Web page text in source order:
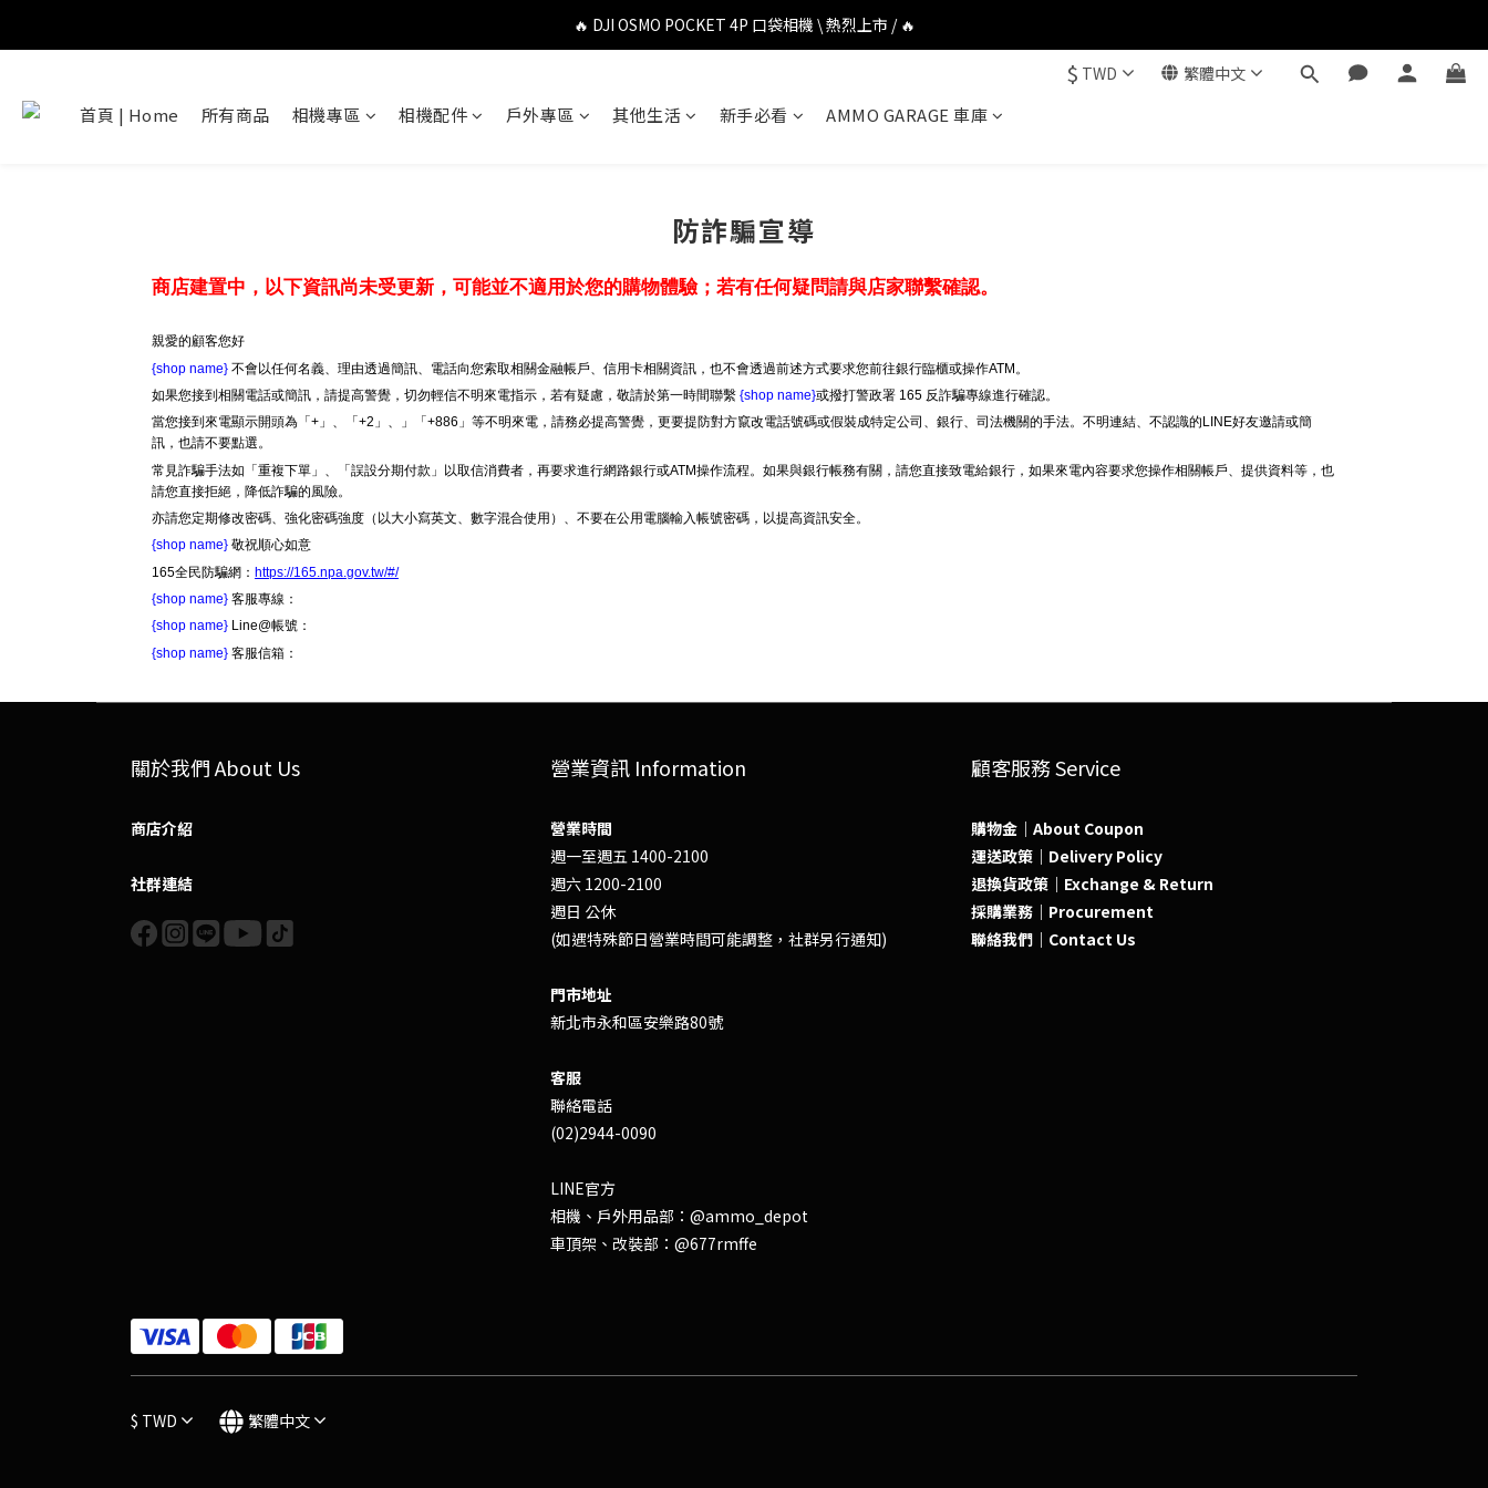
🔥 DJI OSMO POCKET 4P 口袋相機 \ 熱烈上市 / 🔥
🔥 DJI OSMO POCKET 4P 口袋相機 \ 熱烈上市 / 🔥
🔥 Insta360 GO Ultra Hello Kitty 聯名限定套裝 \ 時尚上市 / 🔥
$ TWD 繁體中文
首頁 | Home 所有商品 相機專區 相機配件 戶外專區 其他生活 新手必看 AMMO GARAGE 車庫
防詐騙宣導
商店建置中，以下資訊尚未受更新，可能並不適用於您的購物體驗；若有任何疑問請與店家聯繫確認。
親愛的顧客您好
{shop name} 不會以任何名義、理由透過簡訊、電話向您索取相關金融帳戶、信用卡相關資訊，也不會透過前述方式要求您前往銀行臨櫃或操作ATM。
如果您接到相關電話或簡訊，請提高警覺，切勿輕信不明來電指示，若有疑慮，敬請於第一時間聯繫 {shop name}或撥打警政署 165 反詐騙專線進行確認。
當您接到來電顯示開頭為「+」、「+2」、」「+886」等不明來電，請務必提高警覺，更要提防對方竄改電話號碼或假裝成特定公司、銀行、司法機關的手法。不明連結、不認識的LINE好友邀請或簡
訊，也請不要點選。
常見詐騙手法如「重複下單」、「誤設分期付款」以取信消費者，再要求進行網路銀行或ATM操作流程。如果與銀行帳務有關，請您直接致電給銀行，如果來電內容要求您操作相關帳戶、提供資料等，也
請您直接拒絕，降低詐騙的風險。
亦請您定期修改密碼、強化密碼強度（以大小寫英文、數字混合使用）、不要在公用電腦輸入帳號密碼，以提高資訊安全。
{shop name} 敬祝順心如意
165全民防騙網： https://165.npa.gov.tw/#/
{shop name} 客服專線：
{shop name} Line@帳號：
{shop name} 客服信箱：
關於我們 About Us
商店介紹
社群連結
營業資訊 Information
營業時間
週一至週五 1400-2100
週六 1200-2100
週日 公休
(如遇特殊節日營業時間可能調整，社群另行通知)
門市地址
新北市永和區安樂路80號
客服
聯絡電話
(02)2944-0090
LINE官方
相機、戶外用品部：@ammo_depot
車頂架、改裝部：@677rmffe
顧客服務 Service
購物金｜About Coupon
運送政策｜Delivery Policy
退換貨政策｜Exchange & Return
採購業務｜Procurement
聯絡我們｜Contact Us
$ TWD 繁體中文